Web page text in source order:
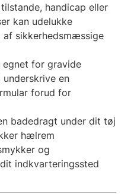
handicap eller
kan udelukke
sikkerhedsmæssige
for gravide
en
forud for
badedragt under dit tøj
hælrem
og
indkvarteringssted